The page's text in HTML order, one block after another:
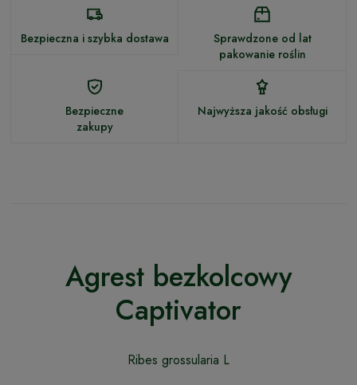
Bezpieczna i szybka dostawa
Sprawdzone od lat
pakowanie roślin
Bezpieczne
zakupy
Najwyższa jakość obsługi
Agrest bezkolcowy
Captivator
Ribes grossularia L